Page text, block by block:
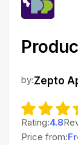
by:Zepto
Rating:4.8
Price from: